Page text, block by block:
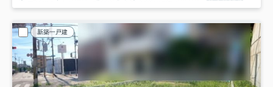
新築一戸建